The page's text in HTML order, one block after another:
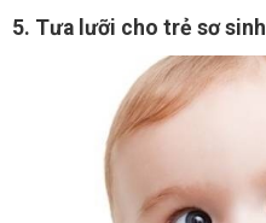
5. Tưa lưỡi cho trẻ sơ sinh